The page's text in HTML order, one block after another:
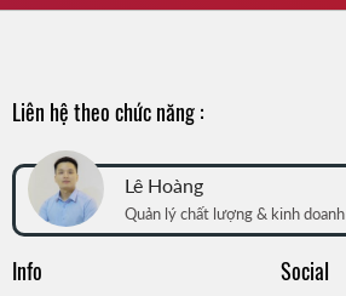
Liên hệ theo chức năng :
Lê Hoàng
Quản lý chất lượng & kinh doanh
Info Social